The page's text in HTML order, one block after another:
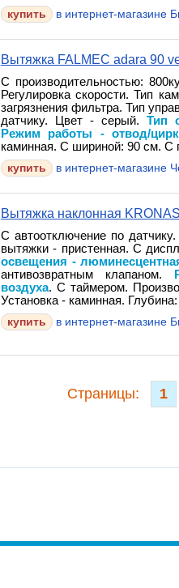
в интернет-магазине
Вытяжка FALMEC adara 90
С производительностью:
Регулировка скорости. Тип
загрязнения фильтра. Тип
датчику. Цвет - серый. Тип
Режим работы - отвод/
каминная. С шириной: 90 см. С
в интернет-магазине
Вытяжка наклонная
С автоотключение по
вытяжки - пристенная. С
освещения -
антивозвратным клапаном.
воздуха. С таймером.
Установка - каминная.
в интернет-магазине
Cтраницы: 1